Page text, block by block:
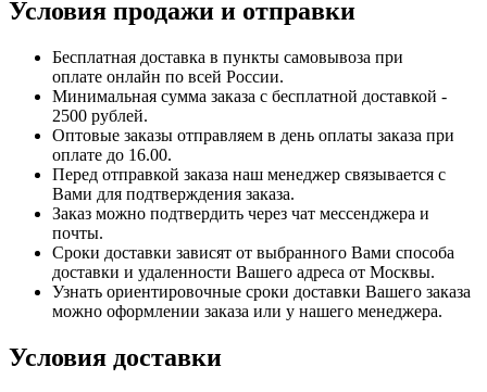
Условия продажи и отправки
Бесплатная доставка в пункты самовывоза при
оплате онлайн по всей России.
Минимальная сумма заказа с бесплатной доставкой -
2500 рублей.
Оптовые заказы отправляем в день оплаты заказа при
оплате до 16.00.
Перед отправкой заказа наш менеджер связывается с
Вами для подтверждения заказа.
Заказ можно подтвердить через чат мессенджера и
почты.
Сроки доставки зависят от выбранного Вами способа
доставки и удаленности Вашего адреса от Москвы.
Узнать ориентировочные сроки доставки Вашего заказа
можно оформлении заказа или у нашего менеджера.
Условия доставки